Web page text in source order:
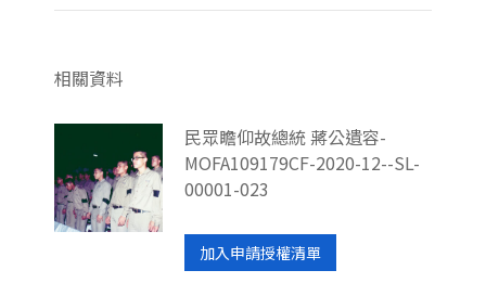
相關資料
民眾瞻仰故總統 蔣公遺容-
MOFA109179CF-2020-12--SL-
00001-023
加入申請授權清單